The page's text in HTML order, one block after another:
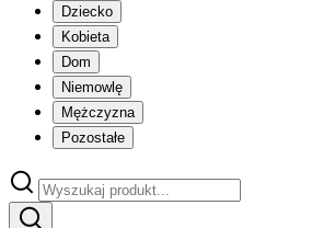
Dziecko
Kobieta
Dom
Niemowlę
Mężczyzna
Pozostałe